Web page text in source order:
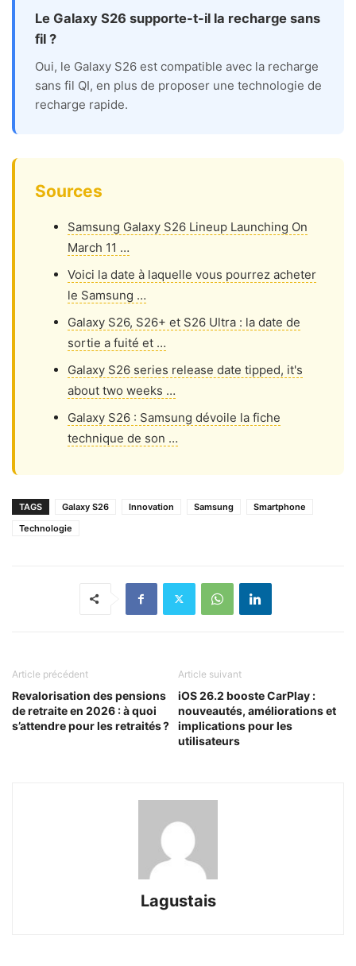
Le Galaxy S26 supporte-t-il la recharge sans
fil ?
Oui, le Galaxy S26 est compatible avec la recharge
sans fil QI, en plus de proposer une technologie de
recharge rapide.
Sources
Samsung Galaxy S26 Lineup Launching On
March 11 …
Voici la date à laquelle vous pourrez acheter
le Samsung …
Galaxy S26, S26+ et S26 Ultra : la date de
sortie a fuité et …
Galaxy S26 series release date tipped, it's
about two weeks …
Galaxy S26 : Samsung dévoile la fiche
technique de son …
TAGS Galaxy S26 Innovation Samsung
Smartphone
Technologie
Article précédent
Revalorisation des pensions
de retraite en 2026 : à quoi
s’attendre pour les retraités ?
Article suivant
iOS 26.2 booste CarPlay :
nouveautés, améliorations et
implications pour les
utilisateurs
Lagustais